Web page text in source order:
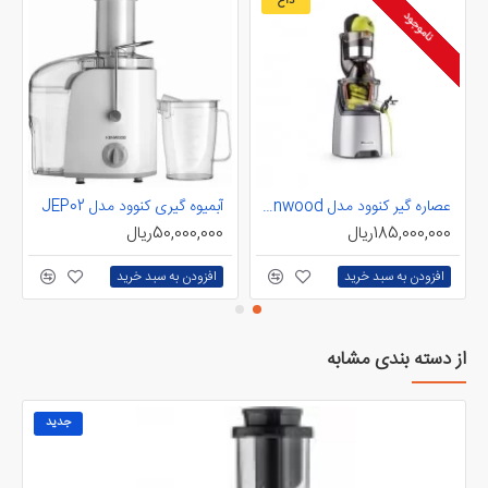
ناموجود
عصاره گیر کنوود مدل JMP800 SI Kenwood
185,000,000ریال
افزودن به سبد خرید
آبمیوه گیری کنوود مدل JEP02
50,000,000ریال
افزودن به سبد خرید
از دسته بندی مشابه
جدید